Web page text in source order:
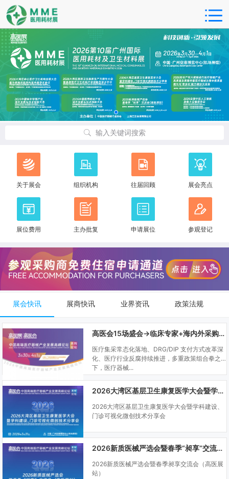
输入关键词搜索
关于展会 组织机构 往届回顾 展会亮点
展位费用 主办批复 申请展位 参观登记
展会快讯 展商快讯 业界资讯 政策法规
高医会15场盛会→临床专家+海内外采购商双向对接
医疗集采常态化落地、DRG/DIP 支付方式改革深
化、医疗行业反腐持续推进，多重政策组合拳之
下，医疗器械...
2026大湾区基层卫生康复医学大会暨学科建设、门诊可视化微创技术分享会
2026大湾区基层卫生康复医学大会暨学科建设、
门诊可视化微创技术分享会
2026新质医械严选会暨春季“昶享”交流会（高医展站）
2026新质医械严选会暨春季昶享交流会（高医展
站）